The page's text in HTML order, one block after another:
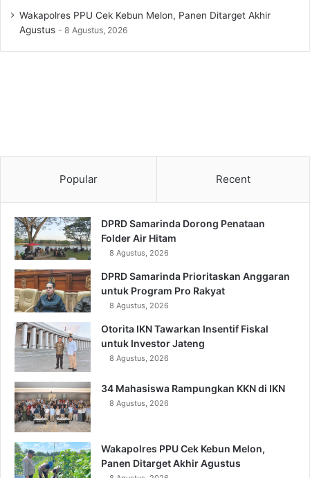
Wakapolres PPU Cek Kebun Melon, Panen Ditarget Akhir
Agustus
8 Agustus, 2026
Popular Recent
DPRD Samarinda Dorong Penataan
Folder Air Hitam
8 Agustus, 2026
DPRD Samarinda Prioritaskan Anggaran
untuk Program Pro Rakyat
8 Agustus, 2026
Otorita IKN Tawarkan Insentif Fiskal
untuk Investor Jateng
8 Agustus, 2026
34 Mahasiswa Rampungkan KKN di IKN
8 Agustus, 2026
Wakapolres PPU Cek Kebun Melon,
Panen Ditarget Akhir Agustus